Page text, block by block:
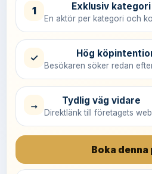
1 Exklusiv kategori
En aktör per kategori och
✓ Hög
Besökaren söker redan
→ Tydlig väg vidare
Direktlänk till företagets
Boka denna